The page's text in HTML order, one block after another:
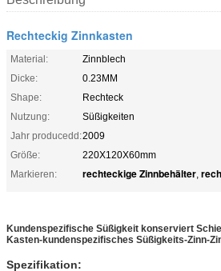
Rechteckig Zinnkasten
Material:
Zinnblech
Dicke:
0.23MM
Shape:
Rechteck
Nutzung:
Süßigkeiten
Jahr producedd:2009
Größe:
220X120X60mm
Markieren:
rechteckige Zinnbehälter,
Kundenspezifische Süßigkeit konserviert
Kasten-kundenspezifisches Süßigkeits-Zinn-
Spezifikation: